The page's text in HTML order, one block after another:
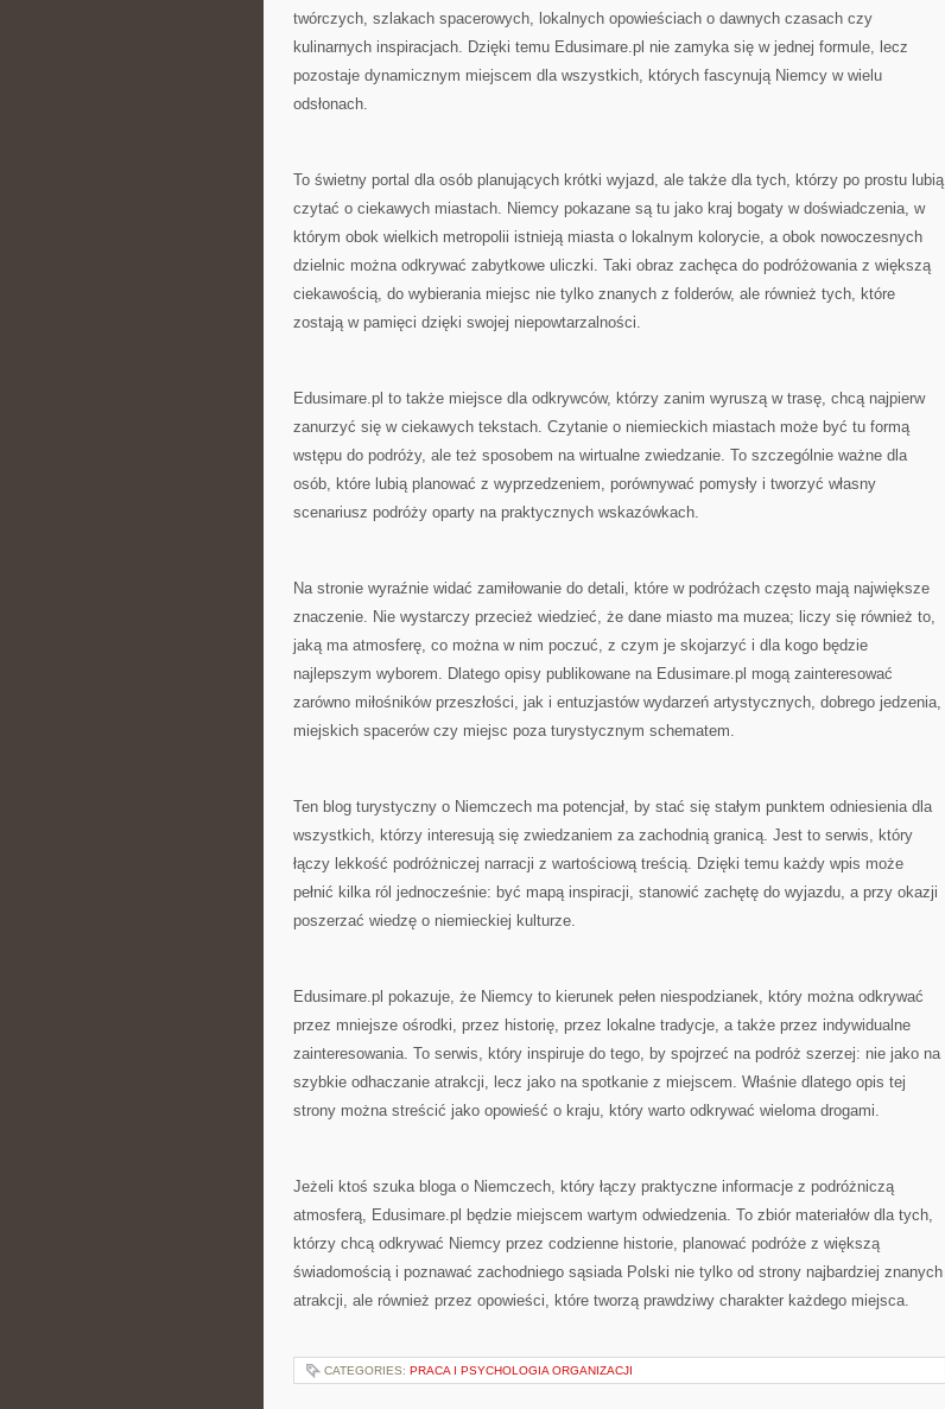
twórczych, szlakach spacerowych, lokalnych opowieściach o dawnych czasach czy
kulinarnych inspiracjach. Dzięki temu Edusimare.pl nie zamyka się w jednej formule, lecz
pozostaje dynamicznym miejscem dla wszystkich, których fascynują Niemcy w wielu
odsłonach.
To świetny portal dla osób planujących krótki wyjazd, ale także dla tych, którzy po prostu lubią
czytać o ciekawych miastach. Niemcy pokazane są tu jako kraj bogaty w doświadczenia, w
którym obok wielkich metropolii istnieją miasta o lokalnym kolorycie, a obok nowoczesnych
dzielnic można odkrywać zabytkowe uliczki. Taki obraz zachęca do podróżowania z większą
ciekawością, do wybierania miejsc nie tylko znanych z folderów, ale również tych, które
zostają w pamięci dzięki swojej niepowtarzalności.
Edusimare.pl to także miejsce dla odkrywców, którzy zanim wyruszą w trasę, chcą najpierw
zanurzyć się w ciekawych tekstach. Czytanie o niemieckich miastach może być tu formą
wstępu do podróży, ale też sposobem na wirtualne zwiedzanie. To szczególnie ważne dla
osób, które lubią planować z wyprzedzeniem, porównywać pomysły i tworzyć własny
scenariusz podróży oparty na praktycznych wskazówkach.
Na stronie wyraźnie widać zamiłowanie do detali, które w podróżach często mają największe
znaczenie. Nie wystarczy przecież wiedzieć, że dane miasto ma muzea; liczy się również to,
jaką ma atmosferę, co można w nim poczuć, z czym je skojarzyć i dla kogo będzie
najlepszym wyborem. Dlatego opisy publikowane na Edusimare.pl mogą zainteresować
zarówno miłośników przeszłości, jak i entuzjastów wydarzeń artystycznych, dobrego jedzenia,
miejskich spacerów czy miejsc poza turystycznym schematem.
Ten blog turystyczny o Niemczech ma potencjał, by stać się stałym punktem odniesienia dla
wszystkich, którzy interesują się zwiedzaniem za zachodnią granicą. Jest to serwis, który
łączy lekkość podróżniczej narracji z wartościową treścią. Dzięki temu każdy wpis może
pełnić kilka ról jednocześnie: być mapą inspiracji, stanowić zachętę do wyjazdu, a przy okazji
poszerzać wiedzę o niemieckiej kulturze.
Edusimare.pl pokazuje, że Niemcy to kierunek pełen niespodzianek, który można odkrywać
przez mniejsze ośrodki, przez historię, przez lokalne tradycje, a także przez indywidualne
zainteresowania. To serwis, który inspiruje do tego, by spojrzeć na podróż szerzej: nie jako na
szybkie odhaczanie atrakcji, lecz jako na spotkanie z miejscem. Właśnie dlatego opis tej
strony można streścić jako opowieść o kraju, który warto odkrywać wieloma drogami.
Jeżeli ktoś szuka bloga o Niemczech, który łączy praktyczne informacje z podróżniczą
atmosferą, Edusimare.pl będzie miejscem wartym odwiedzenia. To zbiór materiałów dla tych,
którzy chcą odkrywać Niemcy przez codzienne historie, planować podróże z większą
świadomością i poznawać zachodniego sąsiada Polski nie tylko od strony najbardziej znanych
atrakcji, ale również przez opowieści, które tworzą prawdziwy charakter każdego miejsca.
CATEGORIES: PRACA I PSYCHOLOGIA ORGANIZACJI